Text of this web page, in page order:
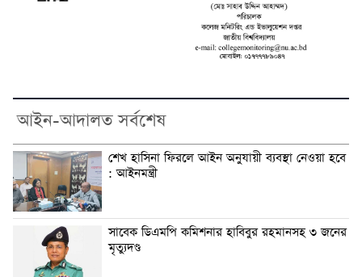
আইন-আদালত সর্বশেষ
শেখ হাসিনা ফিরলে আইন অনুযায়ী ব্যবস্থা নেওয়া হবে
: আইনমন্ত্রী
সাবেক ডিএমপি কমিশনার হাবিবুর রহমানসহ ৩ জনের
মৃত্যুদণ্ড